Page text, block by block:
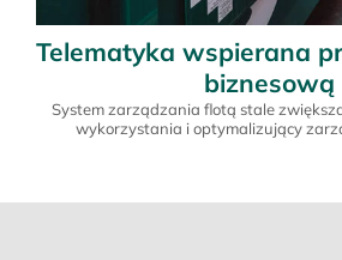
Telematyka wspierana
biznesową
System zarządzania flotą stale
wykorzystania i optymalizujący